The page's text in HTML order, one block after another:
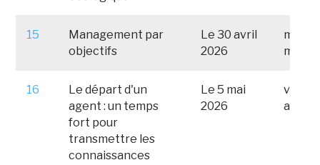
15
Management par
objectifs
Le 30 avril
2026
mardi
mars
16
Le départ d'un
agent : un temps
fort pour
transmettre les
connaissances
Le 5 mai
2026
avril